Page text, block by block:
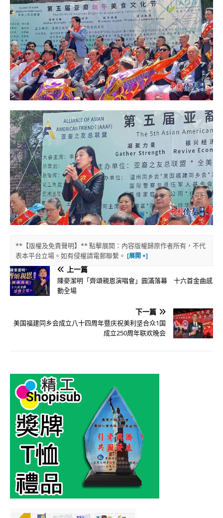
**【版權及免責聲明】** 點擊展開：內容版權歸原作者所有，不代
表本平台立場。如有侵權請電郵聯繫。
上一篇
陳麥潔明「齊頌親恩演唱會」圓滿落幕 十六首金曲感
動全場
下一篇
美国福建同乡会成立八十四周年暨庆祝美利坚合众1国
成立250周年联欢晚会